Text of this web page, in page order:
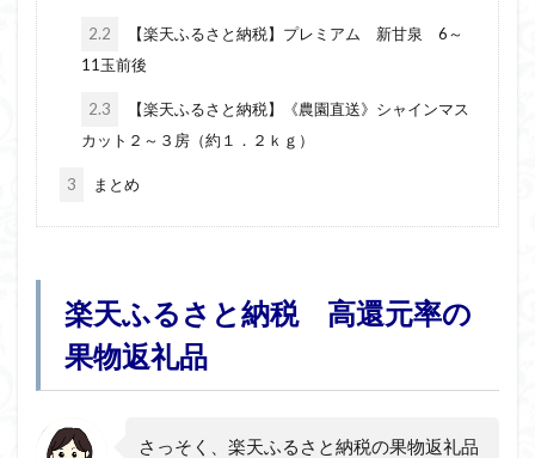
2.2
【楽天ふるさと納税】プレミアム 新甘泉 6～
11玉前後
2.3
【楽天ふるさと納税】《農園直送》シャインマス
カット２～３房（約１．２ｋｇ）
3 まとめ
楽天ふるさと納税 高還元率の
果物返礼品
さっそく、楽天ふるさと納税の果物返礼品